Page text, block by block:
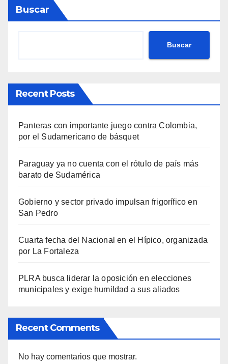
Buscar
Buscar
Recent Posts
Panteras con importante juego contra Colombia,
por el Sudamericano de básquet
Paraguay ya no cuenta con el rótulo de país más
barato de Sudamérica
Gobierno y sector privado impulsan frigorífico en
San Pedro
Cuarta fecha del Nacional en el Hípico, organizada
por La Fortaleza
PLRA busca liderar la oposición en elecciones
municipales y exige humildad a sus aliados
Recent Comments
No hay comentarios que mostrar.